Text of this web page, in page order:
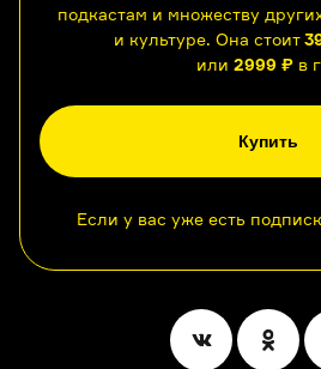
подкастам и множеству
и культуре. Она стоит
или 2999 ₽в
Купить
Если у вас уже есть